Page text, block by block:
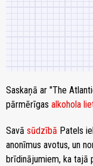
Saskaņā ar "The
pārmērīgas alkohola
Savā sūdzībā Patels
anonīmus avotus, un
brīdinājumiem, ka tajā